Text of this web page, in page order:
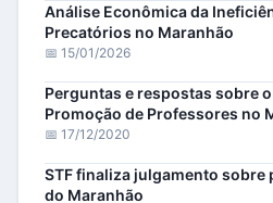
Análise Econômica da
Precatórios no Maranhão
📅 15/01/2026
Perguntas e respostas sobre
Promoção de Professores no
📅 17/12/2020
STF finaliza julgamento
do Maranhão